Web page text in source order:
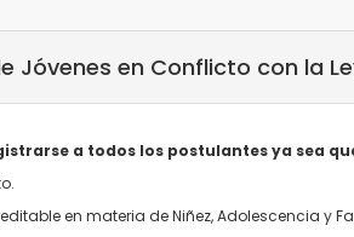
Jóvenes en Conflicto con la
a todos los postulantes ya sea
en materia de Niñez, Adolescencia y